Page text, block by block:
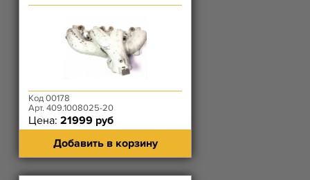
Код 00178
Арт. 409.1008025-20
Цена: 21999 руб
Добавить в корзину